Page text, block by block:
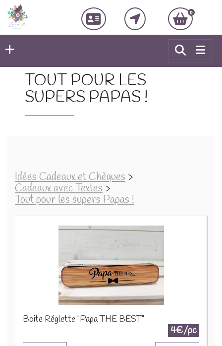
0
TOUT POUR LES
SUPERS PAPAS !
Idées Cadeaux et Chèques >
Cadeaux avec Textes >
Tout pour les supers Papas !
Boite Réglette "Papa THE BEST"
4€/pc